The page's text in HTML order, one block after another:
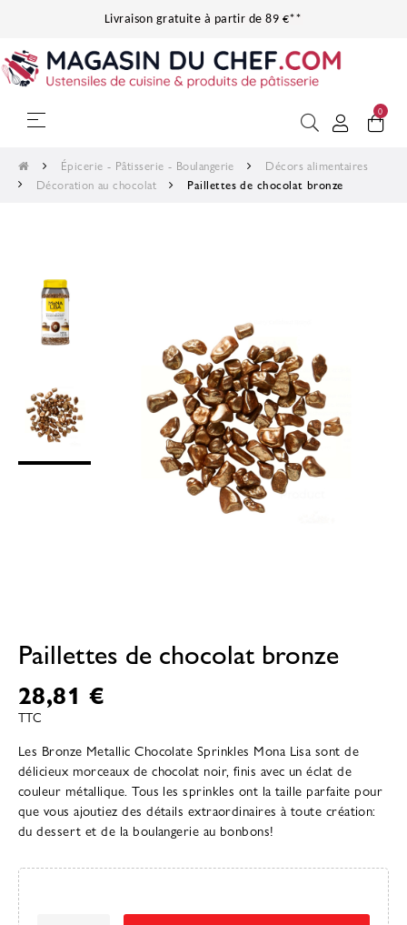
Livraison gratuite à partir de 89 €**
Basculer la navigation
☰ 0
Épicerie - Pâtisserie - Boulangerie
Décors alimentaires
Décoration au chocolat
Paillettes de chocolat bronze
Paillettes de chocolat bronze
28,81 €
TTC
Les Bronze Metallic Chocolate Sprinkles Mona Lisa sont de
délicieux morceaux de chocolat noir, finis avec un éclat de
couleur métallique. Tous les sprinkles ont la taille parfaite pour
que vous ajoutiez des détails extraordinaires à toute création:
du dessert et de la boulangerie au bonbons!